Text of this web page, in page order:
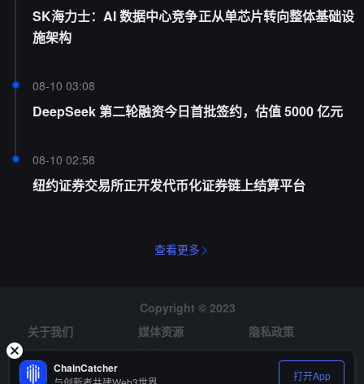
SK海力士：AI 数据中心竞争正从单芯片转向整体基础设
施架构
08-10 03:08
DeepSeek 第二轮融资今日首批签约，估值 5000 亿元
08-10 02:58
纽约证券交易所正开发代币化证券链上结算平台
查看更多
Copyright © 2023
关于我们
媒体资源
隐私政策
风险提示
招聘
ChainCatcher 打开App